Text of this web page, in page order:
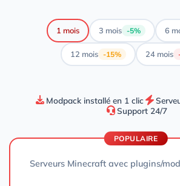
1 mois 3 mois -5% 6
12 mois -15% 24 mois
Modpack installé en 1 clic
Support 24/7
POPULAIRE
Serveurs Minecraft avec plugins/